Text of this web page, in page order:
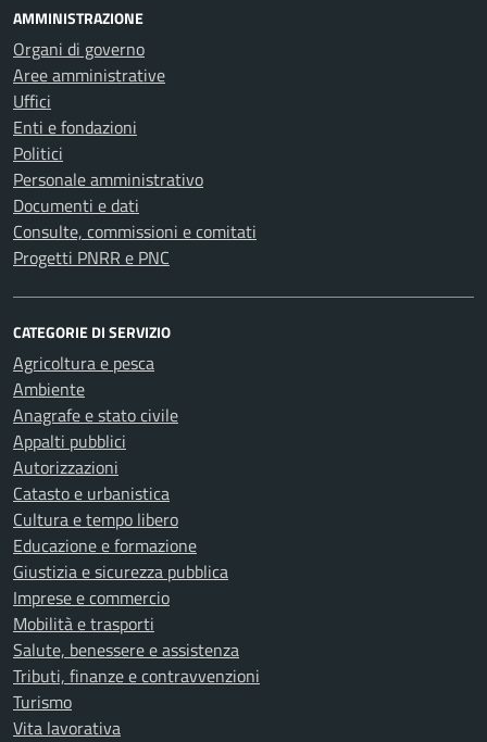
AMMINISTRAZIONE
Organi di governo
Aree amministrative
Uffici
Enti e fondazioni
Politici
Personale amministrativo
Documenti e dati
Consulte, commissioni e comitati
Progetti PNRR e PNC
CATEGORIE DI SERVIZIO
Agricoltura e pesca
Ambiente
Anagrafe e stato civile
Appalti pubblici
Autorizzazioni
Catasto e urbanistica
Cultura e tempo libero
Educazione e formazione
Giustizia e sicurezza pubblica
Imprese e commercio
Mobilità e trasporti
Salute, benessere e assistenza
Tributi, finanze e contravvenzioni
Turismo
Vita lavorativa